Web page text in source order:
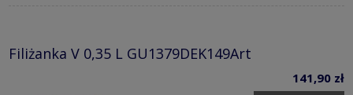
Filiżanka V 0,35 L GU1379DEK149Art
141,90 zł